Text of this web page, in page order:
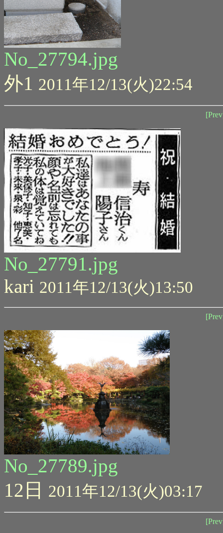
No_27794.jpg
外1 2011年12/13(火)22:54
No_27791.jpg
kari 2011年12/13(火)13:50
No_27789.jpg
12日 2011年12/13(火)03:17